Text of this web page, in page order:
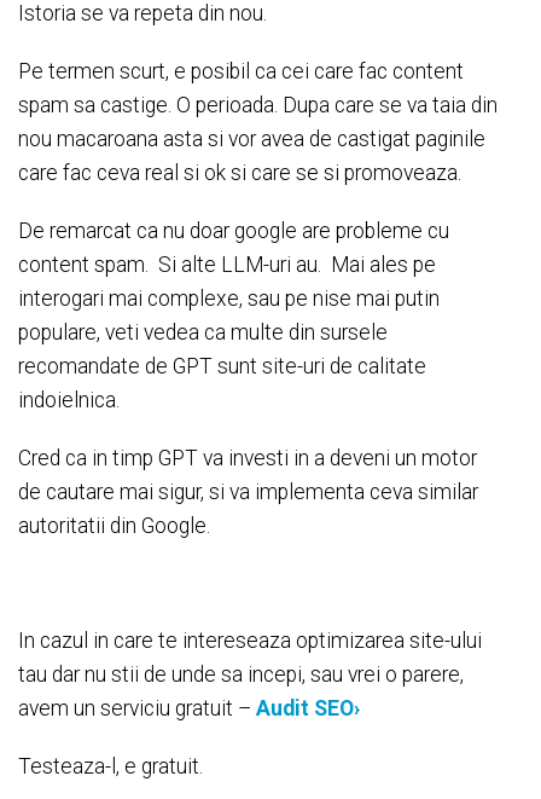
Istoria se va repeta din nou.
Pe termen scurt, e posibil ca cei care fac content
spam sa castige. O perioada. Dupa care se va taia din
nou macaroana asta si vor avea de castigat paginile
care fac ceva real si ok si care se si promoveaza.
De remarcat ca nu doar google are probleme cu
content spam. Si alte LLM-uri au. Mai ales pe
interogari mai complexe, sau pe nise mai putin
populare, veti vedea ca multe din sursele
recomandate de GPT sunt site-uri de calitate
indoielnica.
Cred ca in timp GPT va investi in a deveni un motor
de cautare mai sigur, si va implementa ceva similar
autoritatii din Google.
In cazul in care te intereseaza optimizarea site-ului
tau dar nu stii de unde sa incepi, sau vrei o parere,
avem un serviciu gratuit – Audit SEO›
Testeaza-l, e gratuit.